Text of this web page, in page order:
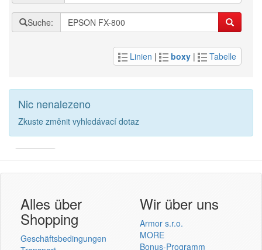
Suche:
Linien | boxy | Tabelle
Nic nenalezeno
Zkuste změnit vyhledávací dotaz
Benutzer Login
Alles über
Shopping
Geschäftsbedingungen
Wir über uns
Armor s.r.o.
MORE
Bonus-Programm